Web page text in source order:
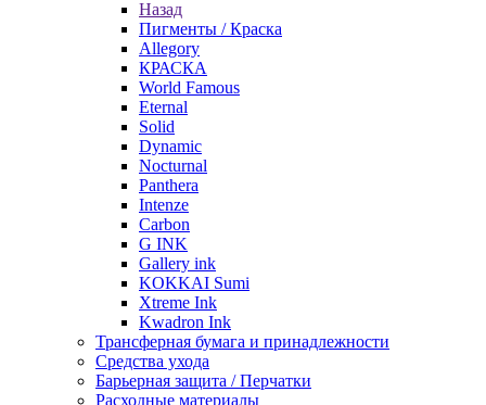
Назад
Пигменты / Краска
Allegory
КРАСКА
World Famous
Eternal
Solid
Dynamic
Nocturnal
Panthera
Intenze
Carbon
G INK
Gallery ink
KOKKAI Sumi
Xtreme Ink
Kwadron Ink
Трансферная бумага и принадлежности
Средства ухода
Барьерная защита / Перчатки
Расходные материалы